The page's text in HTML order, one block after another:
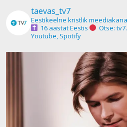
taevas_tv7
Eestikeelne kristlik
16 aastat Eestis
Otse:
Youtube, Spotify